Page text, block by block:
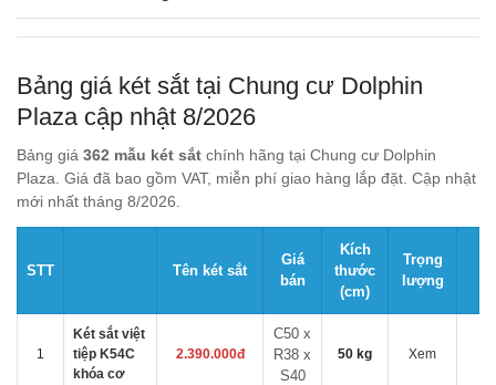
Bảng giá két sắt tại Chung cư Dolphin
Plaza cập nhật 8/2026
Bảng giá 362 mẫu két sắt chính hãng tại Chung cư Dolphin
Plaza. Giá đã bao gồm VAT, miễn phí giao hàng lắp đặt. Cập nhật
mới nhất tháng 8/2026.
STT Tên két sắt
Giá
bán
Kích
thước
(cm)
Trọng
lượng
1
Két sắt việt
tiệp K54C
khóa cơ
2.390.000đ
C50 x
R38 x
S40
50 kg Xem